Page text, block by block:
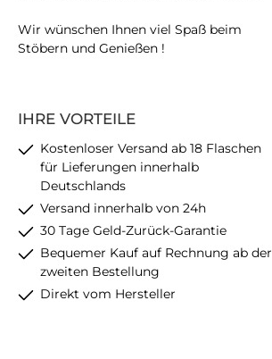
IHRE VORTEILE
Kostenloser Versand ab 18 Flaschen
für Lieferungen innerhalb
Deutschlands
Versand innerhalb von 24h
30 Tage Geld-Zurück-Garantie
Bequemer Kauf auf Rechnung ab der
zweiten Bestellung
Direkt vom Hersteller
Wir wünschen Ihnen viel Spaß beim
Stöbern und Genießen !